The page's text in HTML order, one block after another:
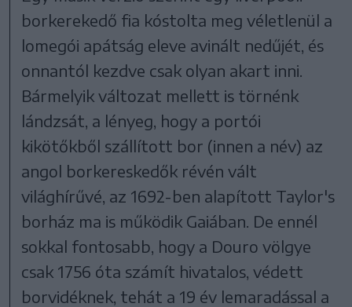
borkerekedő fia kóstolta meg véletlenül a
lomegói apátság eleve avinált nedűjét, és
onnantól kezdve csak olyan akart inni.
Bármelyik változat mellett is törnénk
lándzsát, a lényeg, hogy a portói
kikötőkből szállított bor (innen a név) az
angol borkereskedők révén vált
világhírűvé, az 1692-ben alapított Taylor's
borház ma is működik Gaiában. De ennél
sokkal fontosabb, hogy a Douro völgye
csak 1756 óta számít hivatalos, védett
borvidéknek, tehát a 19 év lemaradással a